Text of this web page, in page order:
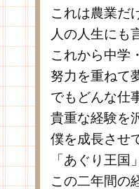
これは農業だ
人の人生にも
これから中学
努力を重ねて
でもどんな仕
貴重な経験を
僕を成長させ
「あぐり王
この二年間の